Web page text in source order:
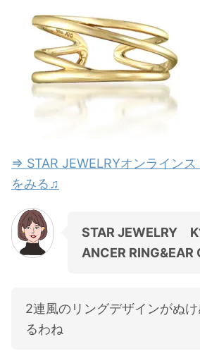
⇒ STAR JEWELRYオンライン
をみる♫
STAR JEWELRY
ANCER RING&EAR
2連風のリングデザインがぬ
るわね